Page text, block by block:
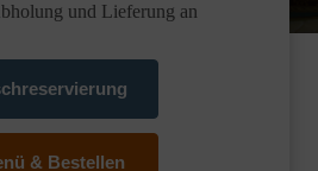
und Lieferung an
& Bestellen